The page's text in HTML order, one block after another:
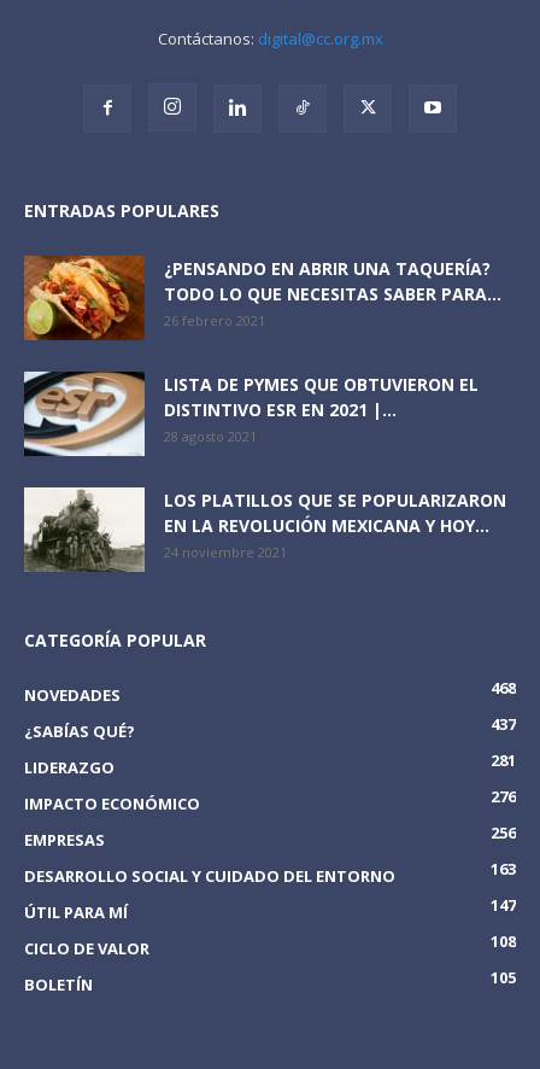
Contáctanos: digital@cc.org.mx
ENTRADAS POPULARES
¿PENSANDO EN ABRIR UNA TAQUERÍA?
TODO LO QUE NECESITAS SABER PARA...
26 febrero 2021
LISTA DE PYMES QUE OBTUVIERON EL
DISTINTIVO ESR EN 2021 |...
28 agosto 2021
LOS PLATILLOS QUE SE POPULARIZARON
EN LA REVOLUCIÓN MEXICANA Y HOY...
24 noviembre 2021
CATEGORÍA POPULAR
NOVEDADES
468
¿SABÍAS QUÉ?
437
LIDERAZGO
281
IMPACTO ECONÓMICO
276
EMPRESAS
256
DESARROLLO SOCIAL Y CUIDADO DEL ENTORNO
163
ÚTIL PARA MÍ
147
CICLO DE VALOR
108
BOLETÍN
105